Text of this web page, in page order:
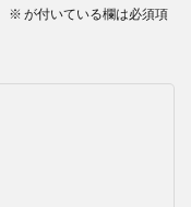
※ が付いている欄は必須項